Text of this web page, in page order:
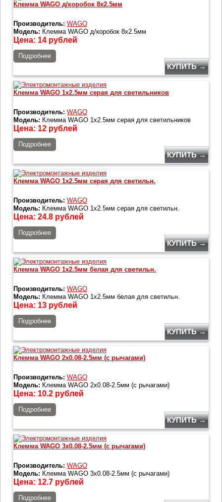
Клемма WAGO д/коробок 8х2.5мм
Производитель: WAGO
Модель: Клемма WAGO д/коробок 8х2.5мм
Цена: 14 рублей
Подробнее
КУПИТЬ →
Клемма WAGO 1х2.5мм серая для светильников
Производитель: WAGO
Модель: Клемма WAGO 1х2.5мм серая для светильников
Цена: 12 рублей
Подробнее
КУПИТЬ →
Клемма WAGO 1х2.5мм серая для светильн.
Производитель: WAGO
Модель: Клемма WAGO 1х2.5мм серая для светильн.
Цена: 24.8 рублей
Подробнее
КУПИТЬ →
Клемма WAGO 1х2.5мм белая для светильн.
Производитель: WAGO
Модель: Клемма WAGO 1х2.5мм белая для светильн.
Цена: 13 рублей
Подробнее
КУПИТЬ →
Клемма WAGO 2x0.08-2.5мм (с рычагами)
Производитель: WAGO
Модель: Клемма WAGO 2x0.08-2.5мм (с рычагами)
Цена: 10.2 рублей
Подробнее
КУПИТЬ →
Клемма WAGO 3x0.08-2.5мм (с рычагами)
Производитель: WAGO
Модель: Клемма WAGO 3x0.08-2.5мм (с рычагами)
Цена: 12.7 рублей
Подробнее